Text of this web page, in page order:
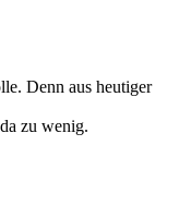
Denn aus heutiger
zu wenig.